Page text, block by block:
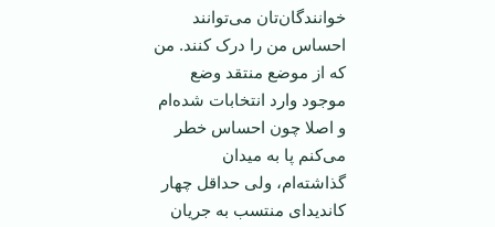
خوانندگان‌تان می‌توانند
احساس من را درک کنند. من
که از موضع منتقد وضع
موجود وارد انتخابات شده‌ام
و اصلا چون احساس خطر
می‌کنم پا به میدان
گذاشته‌ام، ولی حداقل چهار
کاندیدای منتسب به جریان